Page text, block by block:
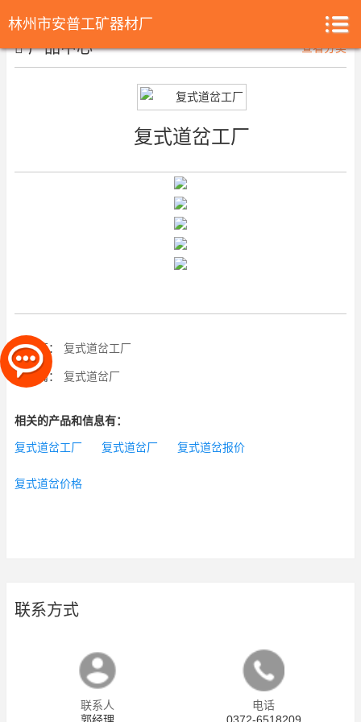
林州市安普工矿器材厂
产品中心 查看分类
复式道岔工厂
上一篇： 复式道岔工厂
下一篇： 复式道岔厂
相关的产品和信息有：
复式道岔工厂 复式道岔厂 复式道岔报价
复式道岔价格
联系方式
联系人
电话